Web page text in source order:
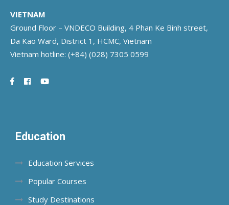
VIETNAM
Ground Floor – VNDECO Building, 4 Phan Ke Binh street,
Da Kao Ward, District 1, HCMC, Vietnam
Vietnam hotline: (+84) (028) 7305 0599
Education
Education Services
Popular Courses
Study Destinations